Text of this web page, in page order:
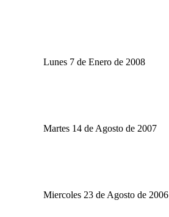
Lunes 7 de Enero de 2008
Martes 14 de Agosto de 2007
Miercoles 23 de Agosto de 2006